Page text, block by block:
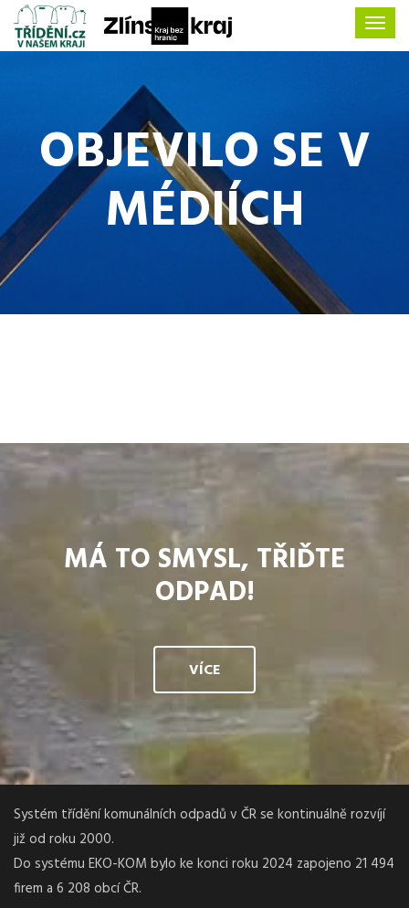
OBJEVILO SE V
MÉDIÍCH
MÁ TO SMYSL, TŘIĎTE
ODPAD!
VÍCE
Systém třídění komunálních odpadů v ČR se kontinuálně rozvíjí
již od roku 2000.
Do systému EKO-KOM bylo ke konci roku 2024 zapojeno 21 494
firem a 6 208 obcí ČR.